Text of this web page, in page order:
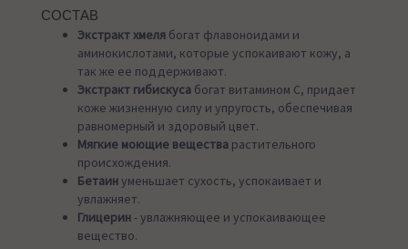
СОСТАВ
Экстракт хмеля богат флавоноидами и
аминокислотами, которые успокаивают кожу, а
так же ее поддерживают.
Экстракт гибискуса богат витамином С, придает
коже жизненную силу и упругость, обеспечивая
равномерный и здоровый цвет.
Мягкие моющие вещества растительного
происхождения.
Бетаинуменьшает сухость, успокаивает и
увлажняет.
Глицерин - увлажняющее и успокаивающее
вещество.